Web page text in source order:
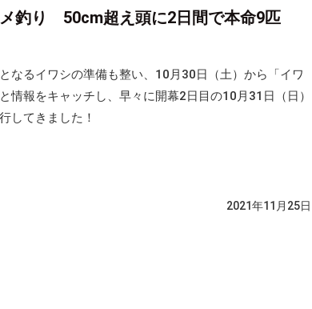
釣り 50cm超え頭に2日間で本命9匹
なるイワシの準備も整い、10月30日（土）から「イワ
情報をキャッチし、早々に開幕2日目の10月31日（日）
してきました！
2021年11月25日